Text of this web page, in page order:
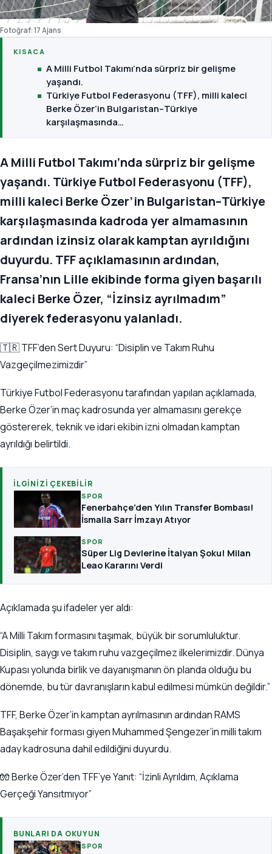
Fotoğraf: 17 Ajans
KISACA
A Milli Futbol Takımı’nda sürpriz bir gelişme
yaşandı.
Türkiye Futbol Federasyonu (TFF), milli kaleci
Berke Özer’in Bulgaristan–Türkiye
karşılaşmasında…
A Milli Futbol Takımı’nda sürpriz bir gelişme
yaşandı. Türkiye Futbol Federasyonu (TFF),
milli kaleci Berke Özer’in Bulgaristan–Türkiye
karşılaşmasında kadroda yer almamasının
ardından izinsiz olarak kamptan ayrıldığını
duyurdu. TFF açıklamasının ardından,
Fransa’nın Lille ekibinde forma giyen başarılı
kaleci Berke Özer, “İzinsiz ayrılmadım”
diyerek federasyonu yalanladı.
🇹🇷 TFF’den Sert Duyuru: “Disiplin ve Takım Ruhu
Vazgeçilmezimizdir”
Türkiye Futbol Federasyonu tarafından yapılan açıklamada,
Berke Özer’in maç kadrosunda yer almamasını gerekçe
göstererek, teknik ve idari ekibin izni olmadan kamptan
ayrıldığı belirtildi.
İLGINIZI ÇEKEBILIR
SPOR
Fenerbahçe'den Yılın Transfer Bombası!
İsmaila Sarr İmzayı Atıyor
SPOR
Süper Lig Devlerine İtalyan Şoku! Milan
Leao Kararını Verdi
Açıklamada şu ifadeler yer aldı:
“A Milli Takım formasını taşımak, büyük bir sorumluluktur.
Disiplin, saygı ve takım ruhu vazgeçilmez ilkelerimizdir. Dünya
Kupası yolunda birlik ve dayanışmanın ön planda olduğu bu
dönemde, bu tür davranışların kabul edilmesi mümkün değildir.”
TFF, Berke Özer’in kamptan ayrılmasının ardından RAMS
Başakşehir forması giyen Muhammed Şengezer’in milli takım
aday kadrosuna dahil edildiğini duyurdu.
🧤 Berke Özer’den TFF’ye Yanıt: “İzinli Ayrıldım, Açıklama
Gerçeği Yansıtmıyor”
BUNLARI DA OKUYUN
SPOR